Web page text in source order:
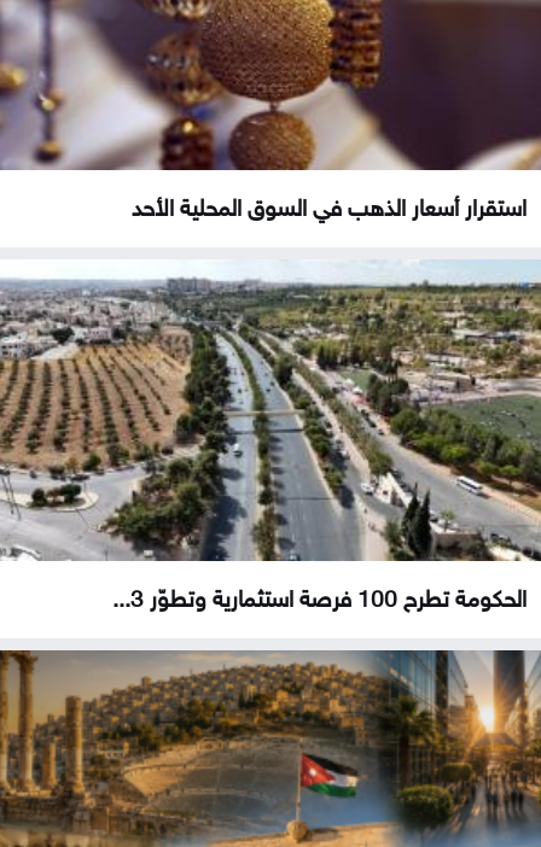
استقرار أسعار الذهب في السوق المحلية الأحد
الحكومة تطرح 100 فرصة استثمارية وتطوّر 3...